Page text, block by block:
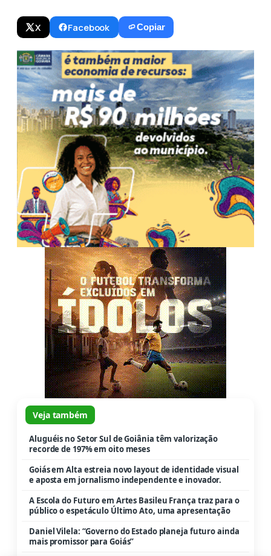
X Facebook Copiar
Veja também
Aluguéis no Setor Sul de Goiânia têm valorização
recorde de 197% em oito meses
Goiás em Alta estreia novo layout de identidade visual
e aposta em jornalismo independente e inovador.
A Escola do Futuro em Artes Basileu França traz para o
público o espetáculo Último Ato, uma apresentação
Daniel Vilela: “Governo do Estado planeja futuro ainda
mais promissor para Goiás”